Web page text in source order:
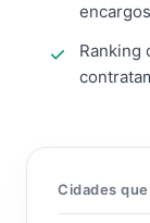
Ranking
Cidades